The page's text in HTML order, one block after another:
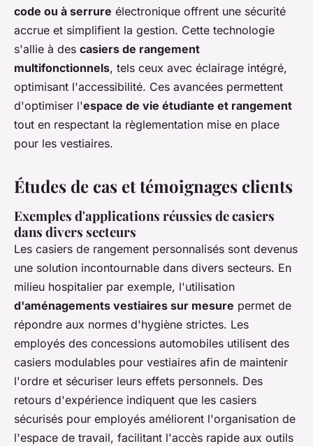
code ou à serrure électronique offrent une sécurité
accrue et simplifient la gestion. Cette technologie
s'allie à des casiers de rangement
multifonctionnels, tels ceux avec éclairage intégré,
optimisant l'accessibilité. Ces avancées permettent
d'optimiser l'espace de vie étudiante et rangement
tout en respectant la règlementation mise en place
pour les vestiaires.
Études de cas et témoignages clients
Exemples d'applications réussies de casiers
dans divers secteurs
Les casiers de rangement personnalisés sont devenus
une solution incontournable dans divers secteurs. En
milieu hospitalier par exemple, l'utilisation
d'aménagements vestiaires sur mesure permet de
répondre aux normes d'hygiène strictes. Les
employés des concessions automobiles utilisent des
casiers modulables pour vestiaires afin de maintenir
l'ordre et sécuriser leurs effets personnels. Des
retours d'expérience indiquent que les casiers
sécurisés pour employés améliorent l'organisation de
l'espace de travail, facilitant l'accès rapide aux outils